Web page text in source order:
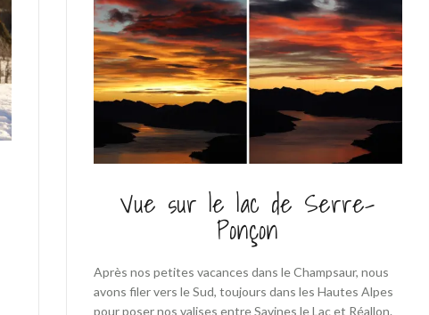
Vue sur le lac de Serre-
Ponçon
Après nos petites vacances dans le Champsaur, nous
avons filer vers le Sud, toujours dans les Hautes Alpes
pour poser nos valises entre Savines le Lac et Réallon.